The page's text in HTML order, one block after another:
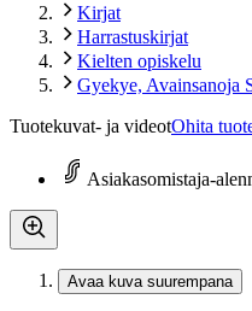
Kirjat
Harrastuskirjat
Kielten opiskelu
Gyekye, Avainsanoja
Tuotekuvat- ja videotOhita
Asiakasomistaja-
Avaa kuva suurempana